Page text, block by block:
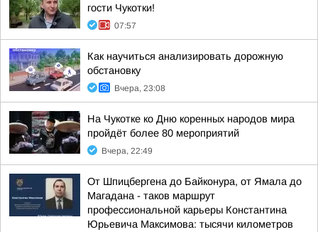
гости Чукотки!
07:57
Как научиться анализировать дорожную
обстановку
Вчера, 23:08
На Чукотке ко Дню коренных народов мира
пройдёт более 80 мероприятий
Вчера, 22:49
От Шпицбергена до Байконура, от Ямала до
Магадана - таков маршрут
профессиональной карьеры Константина
Юрьевича Максимова: тысячи километров